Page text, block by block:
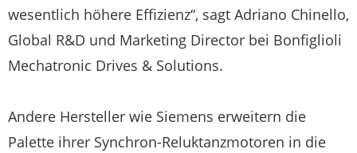
wesentlich höhere Effizienz“, sagt Adriano Chinello,
Global R&D und Marketing Director bei Bonfiglioli
Mechatronic Drives & Solutions.
Andere Hersteller wie Siemens erweitern die
Palette ihrer Synchron-Reluktanzmotoren in die